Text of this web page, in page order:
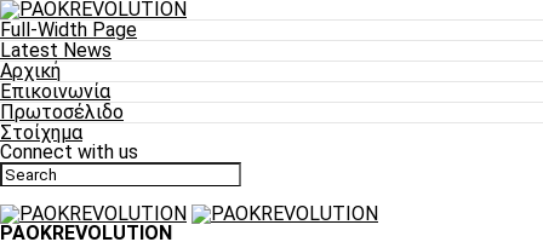
Full-Width Page
Latest News
Αρχική
Επικοινωνία
Πρωτοσέλιδο
Στοίχημα
Connect with us
PAOKREVOLUTION